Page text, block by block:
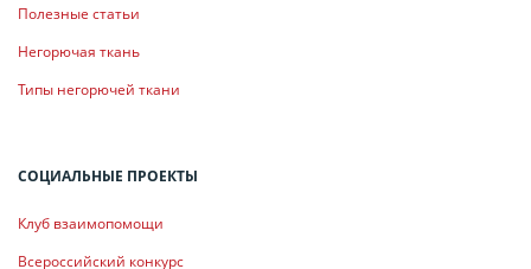
Полезные статьи
Негорючая ткань
Типы негорючей ткани
СОЦИАЛЬНЫЕ ПРОЕКТЫ
Клуб взаимопомощи
Всероссийский конкурс